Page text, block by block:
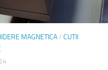
MAGNETICA/ CUTII